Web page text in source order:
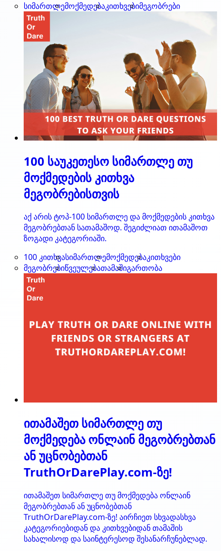
სიმართლემოქმედებაკითხვებიმეგობრები
100 საუკეთესო სიმართლე თუ
მოქმედების კითხვა
მეგობრებისთვის
აქ არის ტოპ-100 სიმართლე და მოქმედების კითხვა
მეგობრებთან სათამაშოდ. შეგიძლიათ ითამაშოთ
ზოგადი კატეგორიაში.
100 კითხვასიმართლემოქმედებაკითხვები
მეგობრებიწვეულებათამაშიგართობა
ითამაშეთ სიმართლე თუ
მოქმედება ონლაინ მეგობრებთან
ან უცნობებთან
TruthOrDarePlay.com-ზე!
ითამაშეთ სიმართლე თუ მოქმედება ონლაინ
მეგობრებთან ან უცნობებთან
TruthOrDarePlay.com-ზე! აირჩიეთ სხვადასხვა
კატეგორიებიდან და კითხვებიდან თამაშის
სახალისოდ და საინტერესოდ შესანარჩუნებლად.